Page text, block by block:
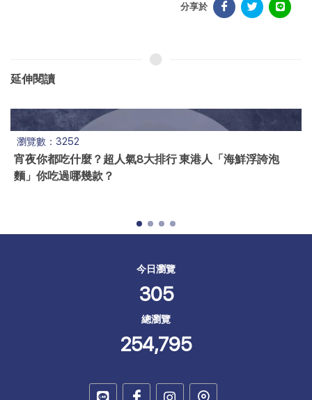
分享於
延伸閱讀
瀏覽數：2856
東港黑鮪魚生食/熟食代工
今日瀏覽
305
總瀏覽
254,795